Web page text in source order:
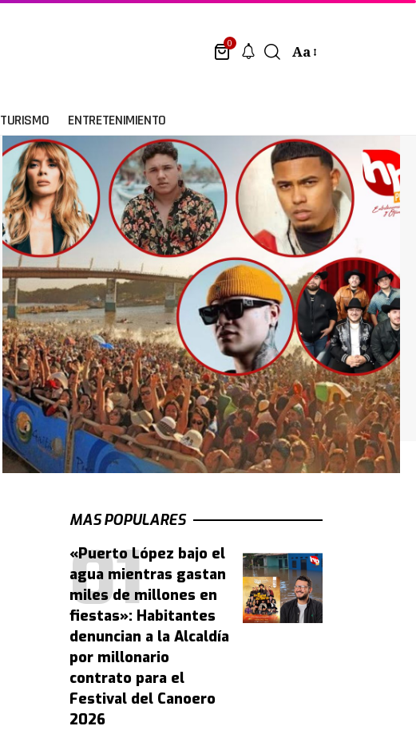
0 Aa
TURISMO ENTRETENIMIENTO
MAS POPULARES
«Puerto López bajo el
agua mientras gastan
miles de millones en
fiestas»: Habitantes
denuncian a la Alcaldía
por millonario
contrato para el
Festival del Canoero
2026